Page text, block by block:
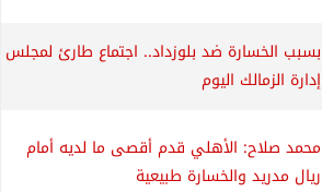
بسبب الخسارة ضد بلوزداد.. اجتماع طارئ لمجلس
إدارة الزمالك اليوم
محمد صلاح: الأهلي قدم أقصى ما لديه أمام
ريال مدريد والخسارة طبيعية